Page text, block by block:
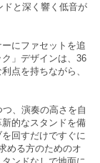
ドと深く響く低音が
にファセットを追
」デザインは、36
点を持ちながら、
、演奏の高さを自
的なスタンドを備
回すだけですぐに
める方のためのオ